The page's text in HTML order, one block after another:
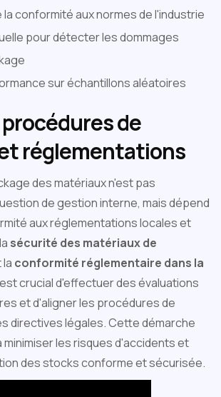
conformité aux normes de l'industrie
pour détecter les dommages
sur échantillons aléatoires
de
réglementations
des matériaux n'est pas
de gestion interne, mais dépend
aux réglementations locales et
sécurité des matériaux de
conformité réglementaire dans la
est crucial d'effectuer des évaluations
et d'aligner les procédures de
directives légales. Cette démarche
minimiser les risques d'accidents et
des stocks conforme et sécurisée.